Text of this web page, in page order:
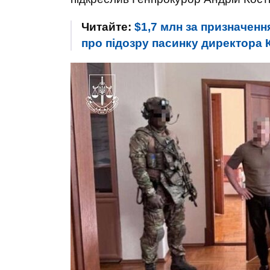
Читайте: $1,7 млн за
про підозру пасинку